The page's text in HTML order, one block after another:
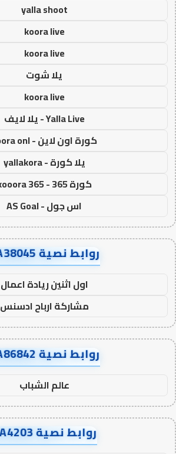
yalla shoot
koora live
koora live
يلا شوت
koora live
Yalla Live - يلا لايف
كورة اون لاين - koora onl
يلا كورة - yallakora
كورة 365 - kooora 365
اس جول - AS Goal
روابط نصية AA38045
اول اثنين ريادة اعمال
مشاركة ارباح ادسنس
روابط نصية AA86842
عالم الشباب
روابط نصية AA4203